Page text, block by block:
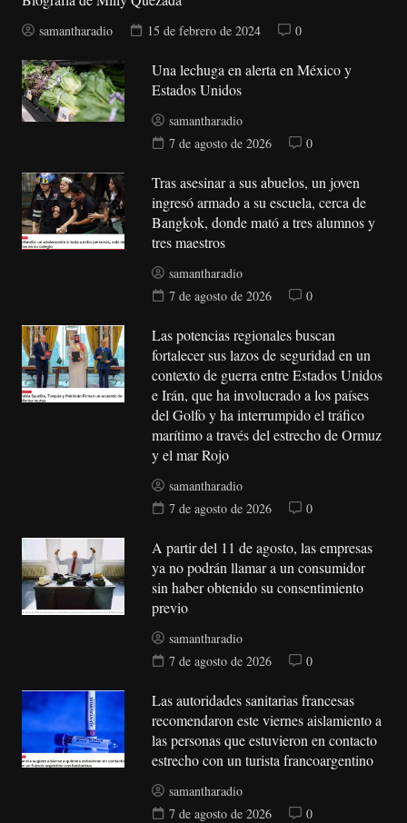
samantharadio 15 de febrero de 2024 0
Una lechuga en alerta en México y
Estados Unidos
samantharadio
7 de agosto de 2026
0
Tras asesinar a sus abuelos, un joven
ingresó armado a su escuela, cerca de
Bangkok, donde mató a tres alumnos y
tres maestros
samantharadio
7 de agosto de 2026
0
Las potencias regionales buscan
fortalecer sus lazos de seguridad en un
contexto de guerra entre Estados Unidos
e Irán, que ha involucrado a los países
del Golfo y ha interrumpido el tráfico
marítimo a través del estrecho de Ormuz
y el mar Rojo
samantharadio
7 de agosto de 2026
0
A partir del 11 de agosto, las empresas
ya no podrán llamar a un consumidor
sin haber obtenido su consentimiento
previo
samantharadio
7 de agosto de 2026
0
Las autoridades sanitarias francesas
recomendaron este viernes aislamiento a
las personas que estuvieron en contacto
estrecho con un turista francoargentino
samantharadio
7 de agosto de 2026
0